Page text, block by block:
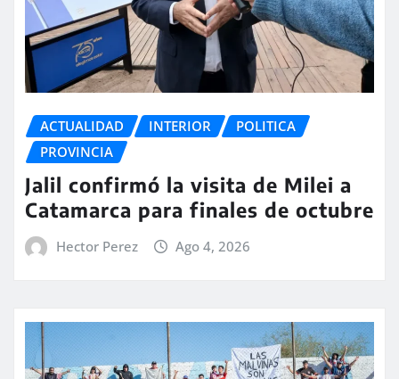
ACTUALIDAD INTERIOR
POLITICA
PROVINCIA
Jalil confirmó la visita de Milei a
Catamarca para finales de octubre
Hector Perez Ago 4, 2026